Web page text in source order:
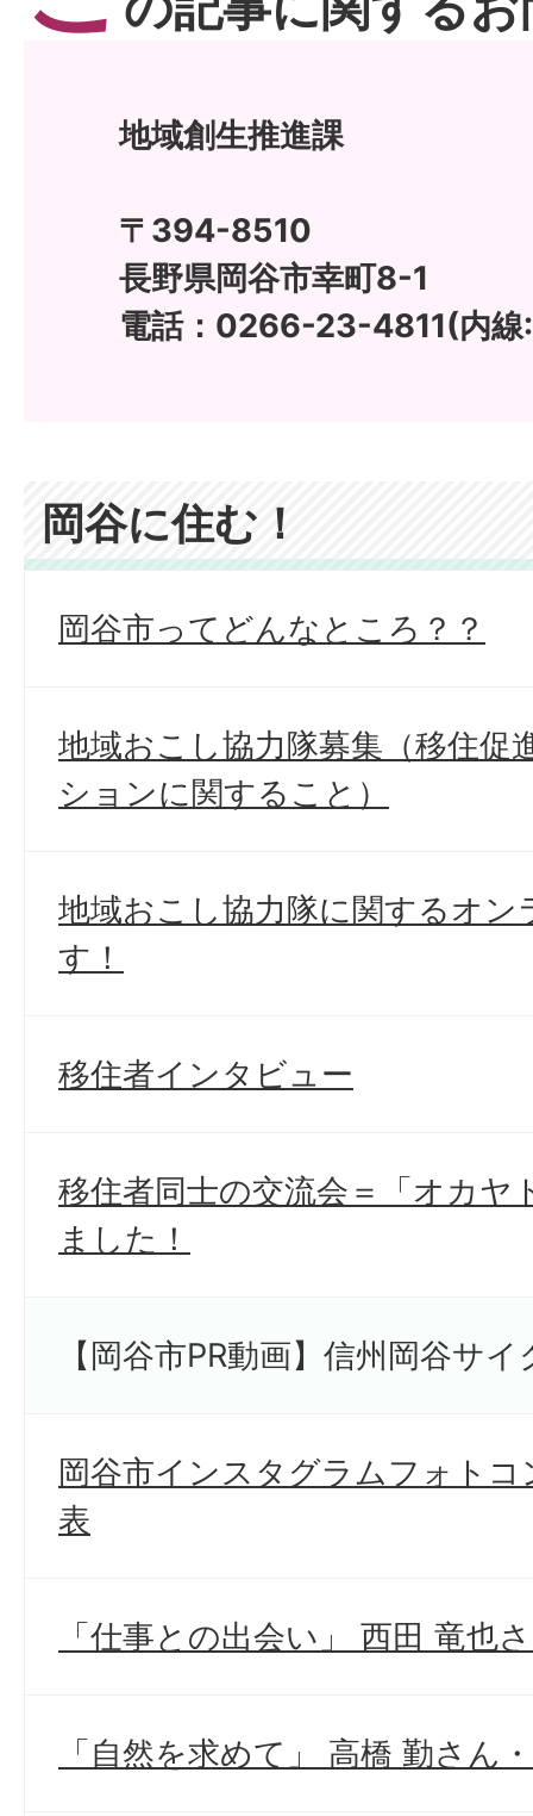
地域創生推進課
〒394-8510
長野県岡谷市幸町8-1
電話：0266-23-4811(内線
岡谷に住む！
岡谷市ってどんなところ？？
地域おこし協力隊募集（移住促
ションに関すること）
地域おこし協力隊に関するオン
す！
移住者インタビュー
移住者同士の交流会＝「オカヤ
ました！
【岡谷市PR動画】信州岡谷サ
岡谷市インスタグラムフォト
表
「仕事との出会い」 西田 竜也
「自然を求めて」 高橋 勤さん